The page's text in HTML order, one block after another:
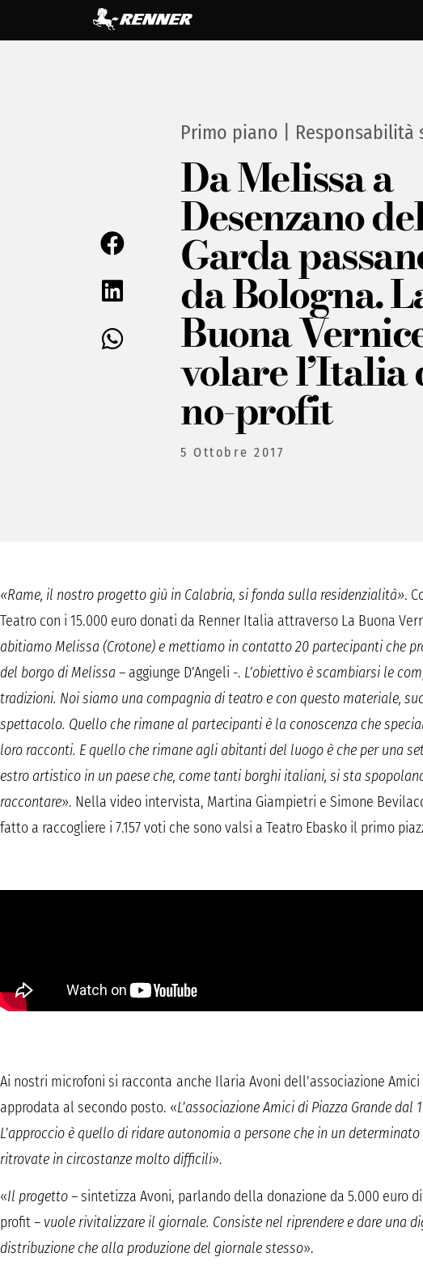
Primo piano Responsabilità
Da Melissa a
Desenzano
Garda
da Bologna.
Buona
volare l’Italia
no-profit
5 Ottobre 2017
«Rame, il nostro progetto giù in Calabria, si fonda sulla residenzialità».
Teatro con i 15.000 euro donati da Renner Italia attraverso La Buona
abitiamo Melissa (Crotone) e mettiamo in contatto 20 partecipanti che
del borgo di Melissa – aggiunge D’Angeli -. L’obiettivo è scambiarsi le
tradizioni. Noi siamo una compagnia di teatro e con questo materiale,
spettacolo. Quello che rimane al partecipanti è la conoscenza che
loro racconti. E quello che rimane agli abitanti del luogo è che per una
estro artistico in un paese che, come tanti borghi italiani, si sta
raccontare». Nella video intervista, Martina Giampietri e Simone
fatto a raccogliere i 7.157 voti che sono valsi a Teatro Ebasko il primo
Ai nostri microfoni si racconta anche Ilaria Avoni dell’associazione Amici
approdata al secondo posto. «L’associazione Amici di Piazza Grande
L’approccio è quello di ridare autonomia a persone che in un
ritrovate in circostanze molto difficili».
«Il progetto –sintetizza Avoni, parlando della donazione da 5.000 euro
profit – vuole rivitalizzare il giornale. Consiste nel riprendere e dare una
distribuzione che alla produzione del giornale stesso».